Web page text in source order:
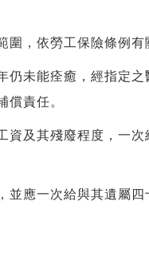
，依勞工保險條例有
未能痊癒，經指定
償責任。
及其殘廢程度，一
應一次給與其遺屬